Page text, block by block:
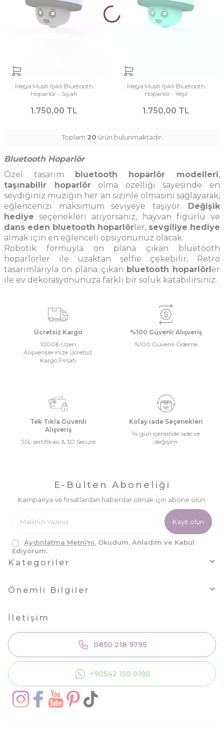
Mega Mush Işıklı Bluetooth
Hoparlör - Siyah
1.750,00 TL
Mega Mush Işıklı Bluetooth
Hoparlör - Yeşil
1.750,00 TL
Toplam 20 ürün bulunmaktadır.
Bluetooth Hoparlör
Özel tasarım
bluetooth hoparlör modelleri,
taşınabilir hoparlörolma özelliği sayesinde en
sevdiğiniz müziğin her an sizinle olmasını sağlayarak,
eğlencenizi maksimum seviyeye taşıyor.
Değişik
hediye seçenekleri arıyorsanız, hayvan figürlü ve
dans eden bluetooth hoparlör ler, sevgiliye hediye
almak için en eğlenceli opsiyonunuz olacak.
Robotik formuyla ön plana çıkan bluetooth
hoparlörler ile uzaktan selfie çekebilir, Retro
tasarımlarıyla ön plana çıkan bluetooth hoparlörl er
ile ev dekorasyonunuza farklı bir soluk katabilirsiniz.
Ücretsiz Kargo
1000₺ Üzeri
Alışverişlerinize Ücretsiz
Kargo Fırsatı
%100 Güvenli Alışveriş
%100 Güvenli Ödeme
Tek Tıkla Güvenli
Alışveriş
SSL sertifikası & 3D Secure
Kolay iade Seçenekleri
14 gün içerisinde iade ve
değişim
Kategoriler
Önemli Bilgiler
İletişim
0850 218 9795
+90542 150 0190
E-Bülten Aboneliği
Kampanya ve fırsatlardan haberdar olmak için abone olun.
Kayıt olun
Aydınlatma Metni'ni, Okudum, Anladım ve Kabul
Ediyorum.